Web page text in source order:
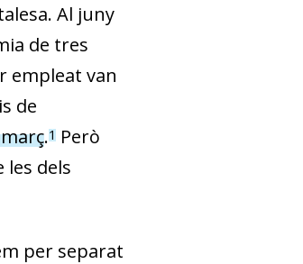
Al juny
de tres
empleat van
de
.1 Però
dels
per separat